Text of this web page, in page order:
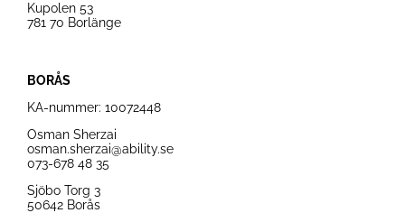
Kupolen 53
781 70 Borlänge
BORÅS
KA-nummer: 10072448
Osman Sherzai
osman.sherzai@ability.se
073-678 48 35
Sjöbo Torg 3
50642 Borås